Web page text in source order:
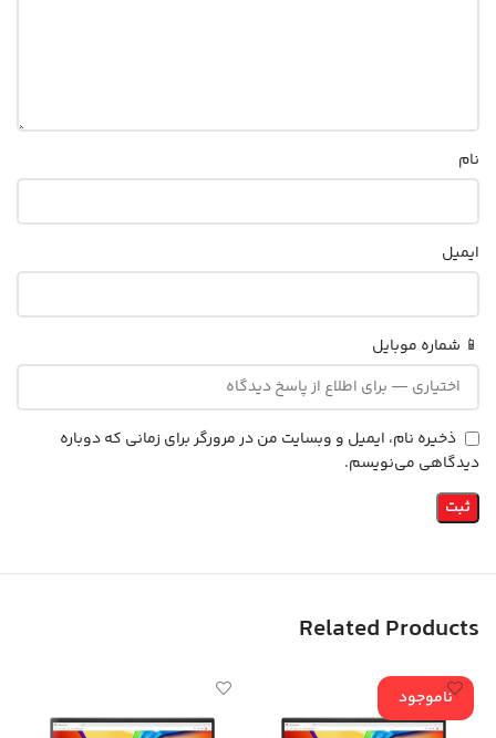
نام
ایمیل
📱 شماره موبایل
ذخیره نام، ایمیل و وبسایت من در مرورگر برای زمانی که دوباره
دیدگاهی می‌نویسم.
Related Products
ناموجود